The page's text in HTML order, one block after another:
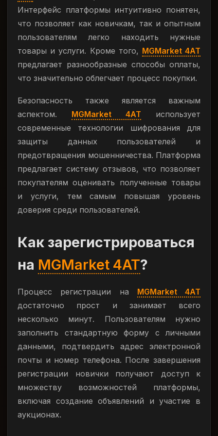
Интерфейс платформы интуитивно понятен,
что позволяет как новичкам, так и опытным
пользователям легко находить нужные
товары и услуги. Кроме того, MGMarket 4AT
предлагает разнообразные способы оплаты,
что значительно облегчает процесс покупки.
Безопасность также является важным
аспектом. MGMarket 4AT использует
современные технологии шифрования для
защиты данных пользователей и
предотвращения мошенничества. Платформа
предлагает систему отзывов, что позволяет
покупателям оценивать полученные товары
и услуги, тем самым повышая уровень
доверия среди пользователей.
Как зарегистрироваться
на MGMarket 4AT?
Процесс регистрации на MGMarket 4AT
достаточно прост и занимает всего
несколько минут. Пользователям нужно
заполнить стандартную форму с личными
данными, подтвердить адрес электронной
почты и номер телефона. После завершения
регистрации новички получают доступ к
множеству возможностей платформы,
включая создание объявлений и участие в
аукционах.